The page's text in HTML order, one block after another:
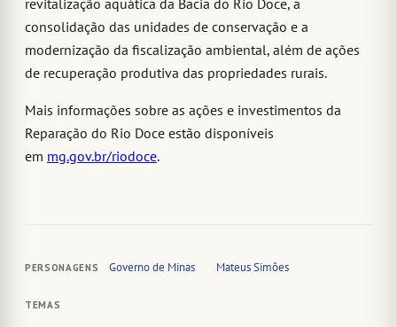
consolidação das unidades de conservação e a
modernização da fiscalização ambiental, além de ações
de recuperação produtiva das propriedades rurais.
Mais informações sobre as ações e investimentos da
Reparação do Rio Doce estão disponíveis
em mg.gov.br/riodoce.
PERSONAGENS Governo de Minas Mateus Simões
TEMAS